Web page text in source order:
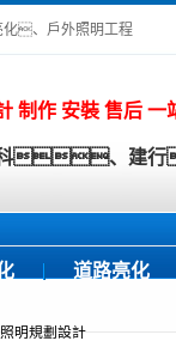
化、戶外照明工程
制作 安裝 售后 一
、建行
道路亮化